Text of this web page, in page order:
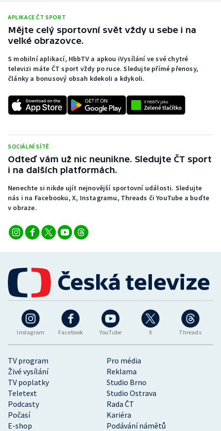
APLIKACE ČT SPORT
Mějte celý sportovní svět vždy u sebe i na
velké obrazovce.
S mobilní aplikací, HbbTV a apkou iVysílání ve své chytré
televizi máte ČT sport vždy po ruce. Sledujte přímé přenosy,
články a bonusový obsah kdekoli a kdykoli.
SOCIÁLNÍ SÍTĚ
Odteď vám už nic neunikne. Sledujte ČT sport
i na dalších platformách.
Nenechte si nikde ujít nejnovější sportovní události. Sledujte
nás i na Facebooku, X, Instagramu, Threads či YouTube a buďte
v obraze.
Instagram Facebook YouTube X Threads
TV program
Pro média
Živé vysílání
Reklama
TV poplatky
Studio Brno
Teletext
Studio Ostrava
Podcasty
Rada ČT
Počasí
Kariéra
E-shop
Podávání námětů